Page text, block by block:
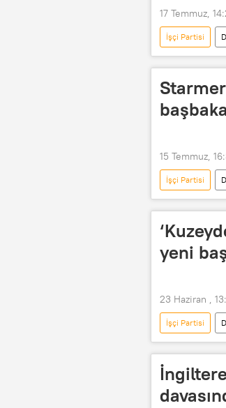
17 Temmuz,
İşçi Partisi
15 Temmuz,
İşçi Partisi
yeni
23 Haziran ,
İşçi Partisi
Birleşik Krallık